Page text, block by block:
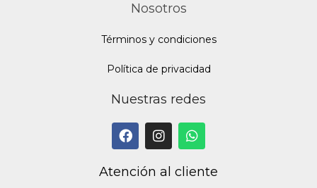
Nosotros
Términos y condiciones
Política de privacidad
Nuestras redes
Atención al cliente